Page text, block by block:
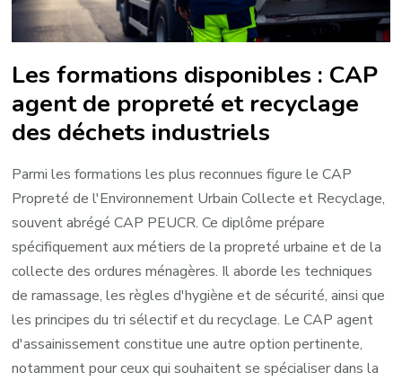
Les formations disponibles : CAP
agent de propreté et recyclage
des déchets industriels
Parmi les formations les plus reconnues figure le CAP
Propreté de l'Environnement Urbain Collecte et Recyclage,
souvent abrégé CAP PEUCR. Ce diplôme prépare
spécifiquement aux métiers de la propreté urbaine et de la
collecte des ordures ménagères. Il aborde les techniques
de ramassage, les règles d'hygiène et de sécurité, ainsi que
les principes du tri sélectif et du recyclage. Le CAP agent
d'assainissement constitue une autre option pertinente,
notamment pour ceux qui souhaitent se spécialiser dans la